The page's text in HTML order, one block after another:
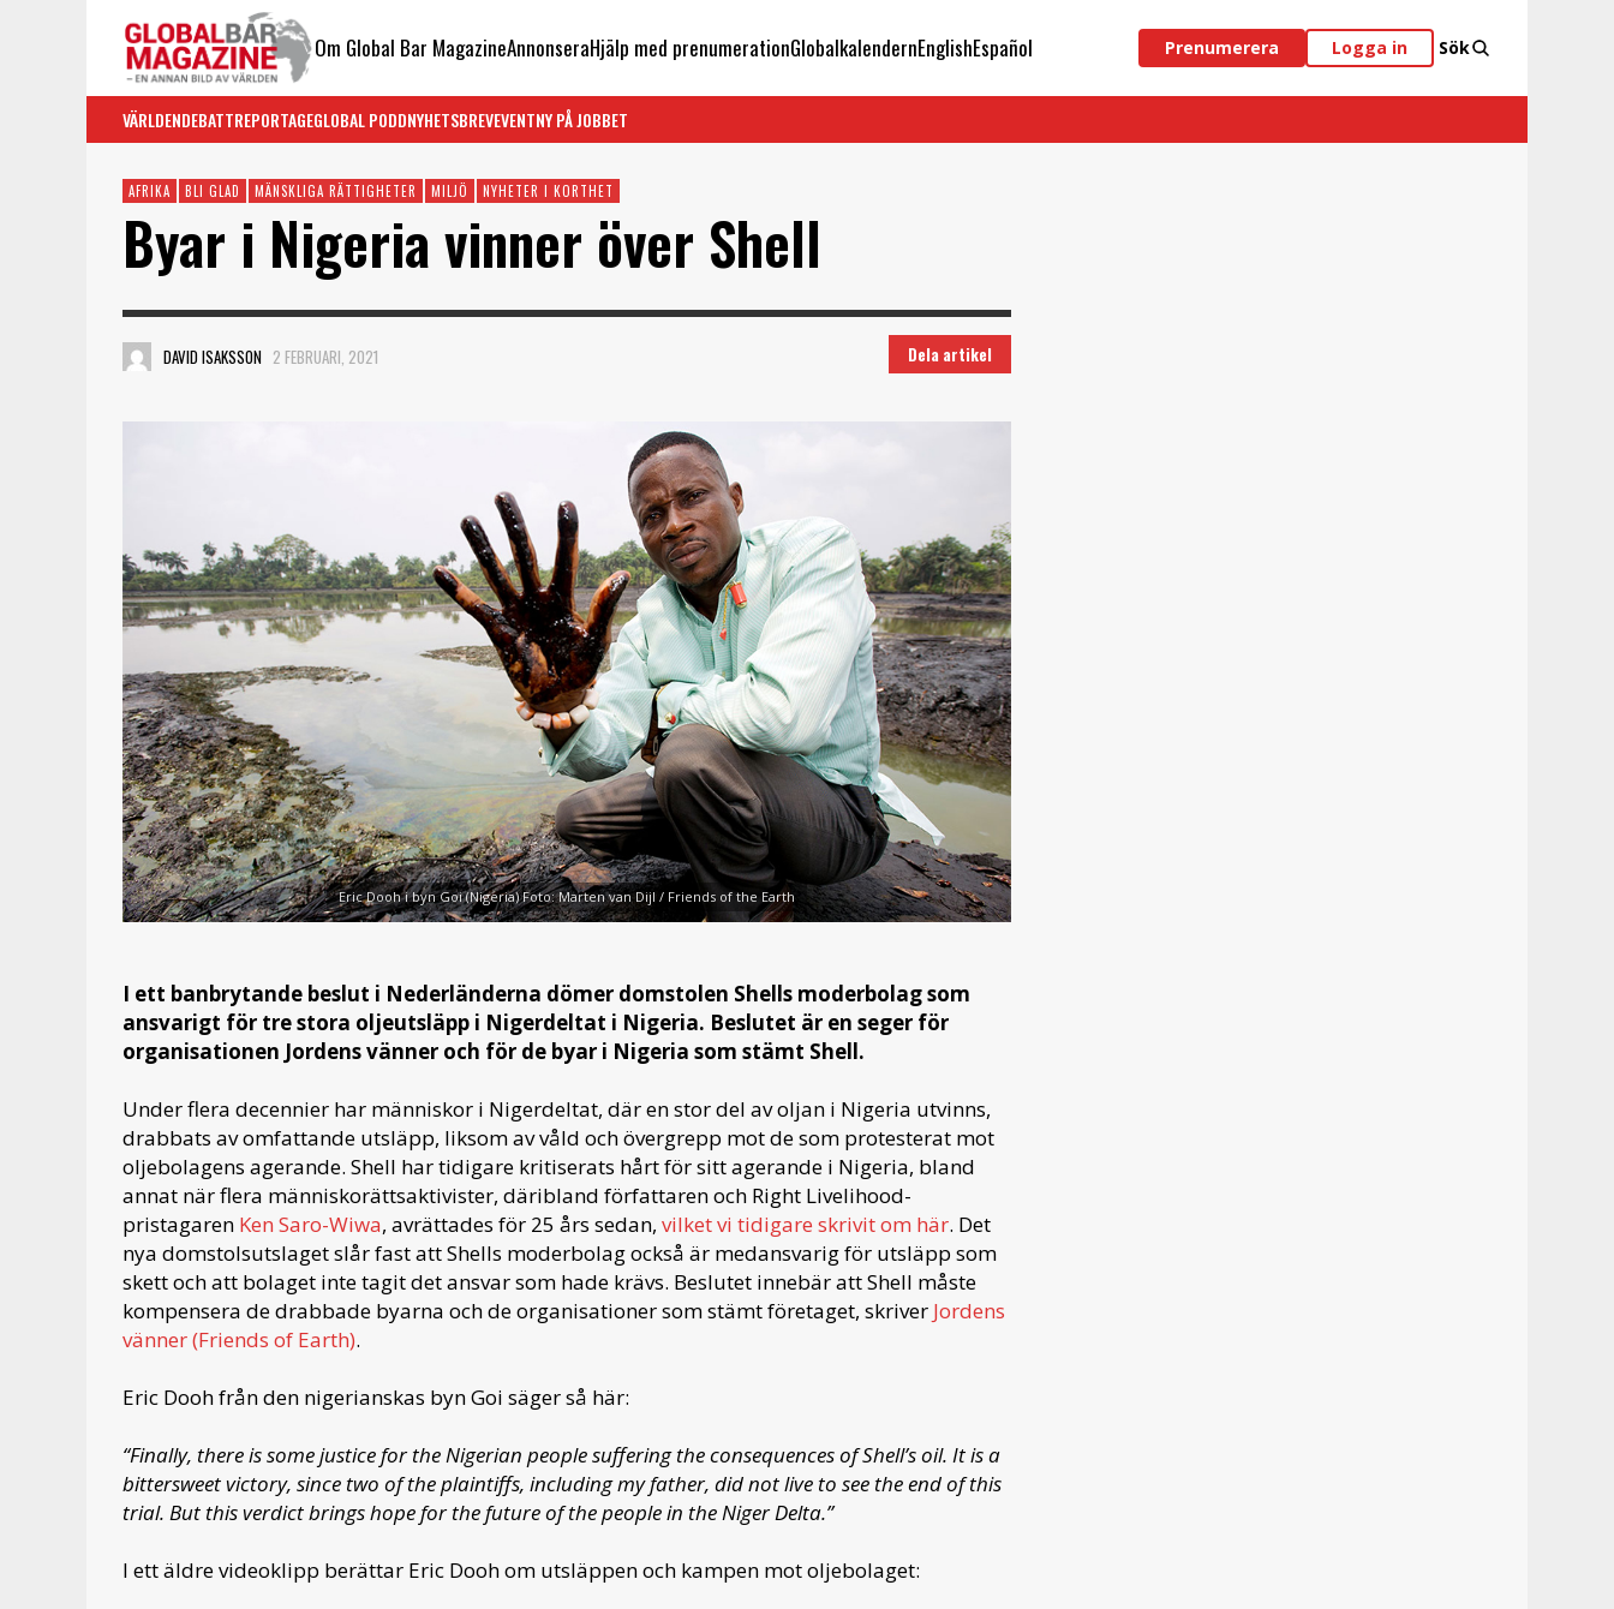
Om Global Bar MagazineAnnonseraHjälp med prenumerationGlobalkalendernEnglishEspañol Prenumerera Logga in Sök
VÄRLDENDEBATTREPORTAGEGLOBAL PODDNYHETSBREVEVENTNY PÅ JOBBET
AFRIKA BLI GLAD MÄNSKLIGA RÄTTIGHETER MILJÖ NYHETER I KORTHET
Byar i Nigeria vinner över Shell
DAVID ISAKSSON 2 FEBRUARI, 2021 Dela artikel
Eric Dooh i byn Goi (Nigeria) Foto: Marten van Dijl / Friends of the Earth
I ett banbrytande beslut i Nederländerna dömer domstolen Shells moderbolag som
ansvarigt för tre stora oljeutsläpp i Nigerdeltat i Nigeria. Beslutet är en seger för
organisationen Jordens vänner och för de byar i Nigeria som stämt Shell.
Under flera decennier har människor i Nigerdeltat, där en stor del av oljan i Nigeria utvinns,
drabbats av omfattande utsläpp, liksom av våld och övergrepp mot de som protesterat mot
oljebolagens agerande. Shell har tidigare kritiserats hårt för sitt agerande i Nigeria, bland
annat när flera människorättsaktivister, däribland författaren och Right Livelihood-
pristagaren Ken Saro-Wiwa, avrättades för 25 års sedan, vilket vi tidigare skrivit om här. Det
nya domstolsutslaget slår fast att Shells moderbolag också är medansvarig för utsläpp som
skett och att bolaget inte tagit det ansvar som hade krävs. Beslutet innebär att Shell måste
kompensera de drabbade byarna och de organisationer som stämt företaget, skriver Jordens
vänner (Friends of Earth).
Eric Dooh från den nigerianskas byn Goi säger så här:
“Finally, there is some justice for the Nigerian people suffering the consequences of Shell’s oil. It is a
bittersweet victory, since two of the plaintiffs, including my father, did not live to see the end of this
trial. But this verdict brings hope for the future of the people in the Niger Delta.”
I ett äldre videoklipp berättar Eric Dooh om utsläppen och kampen mot oljebolaget: